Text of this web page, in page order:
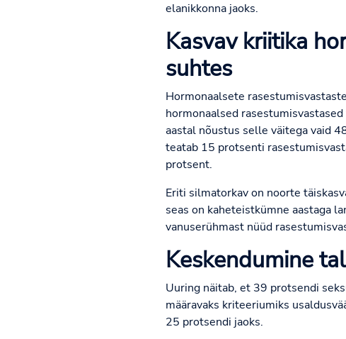
elanikkonna jaoks.
Kasvav kriitika
suhtes
Hormonaalsete
hormonaalsed
aastal nõustus selle väitega vaid
teatab 15 protsenti
protsent.
Eriti silmatorkav on noorte
seas on kaheteistkümne aastaga
vanuserühmast nüüd
Keskendumine
Uuring näitab, et 39 protsendi
määravaks kriteeriumiks
25 protsendi jaoks.